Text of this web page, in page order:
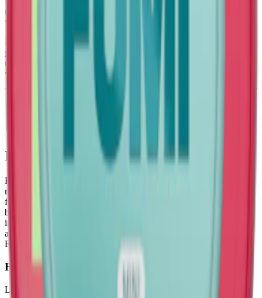
under läppen med minimal synlighet, och prillorna är uppbyggda av
växtfiber med tillsatt nikotin och aromer.
Med 4 mg nikotin per prilla tillhör produkten styrkeklass
snus
, vilket gör den lämplig för dig som föredrar en balanserad
nikotinupplevelse med en lättare och mer uppfriskande smak av
vattenmelon och mint.
Information om varumärket Fumi
Fumi är ett tobaksfritt
med design och styrka. Fumi snus finns i flera smaker, vissa typiska
för den skandinaviska paletten. Bland smakerna från Fumi hittar vi
bland annat lakrits-viol, syrligt äpple och hallon-lakrits. Prillorna
innehåller från 4 upp till 11 mg nikotin och är utvecklade för vuxna
användare som söker ett alternativ till traditionellt snus. Totalt finns
Fumi i 14 olika varianter.
Färskt vitt snus
Läs mer om hur du förvarar FUMi Watermelon Mint 2